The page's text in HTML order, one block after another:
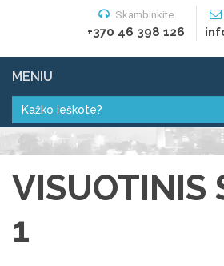
Skambinkite
+370 46 398 126
MENIU
VISUOTINIS
1